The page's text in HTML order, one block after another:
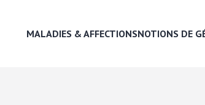
MALADIES & AFFECTIONSNOTIONS DE